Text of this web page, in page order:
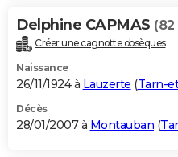
Delphine CAPMAS (82
Créer une cagnotte obsèques
Naissance
26/11/1924 à Lauzerte (Tarn-
Décès
28/01/2007 à Montauban (